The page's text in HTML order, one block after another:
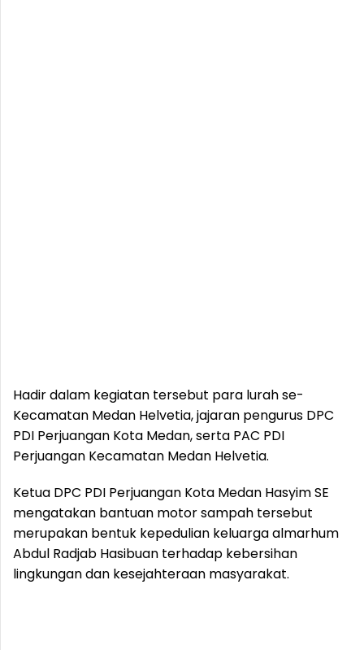
Hadir dalam kegiatan tersebut para lurah se-
Kecamatan Medan Helvetia, jajaran pengurus DPC
PDI Perjuangan Kota Medan, serta PAC PDI
Perjuangan Kecamatan Medan Helvetia.
Ketua DPC PDI Perjuangan Kota Medan Hasyim SE
mengatakan bantuan motor sampah tersebut
merupakan bentuk kepedulian keluarga almarhum
Abdul Radjab Hasibuan terhadap kebersihan
lingkungan dan kesejahteraan masyarakat.